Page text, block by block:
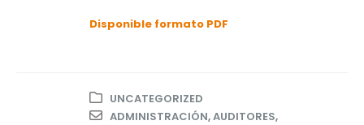
Disponible formato PDF
UNCATEGORIZED
ADMINISTRACIÓN,AUDITORES,